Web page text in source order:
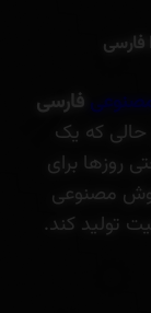
فارسی
فارسی
حالی که یک
روزها برای
مصنوعی
تولید کند.